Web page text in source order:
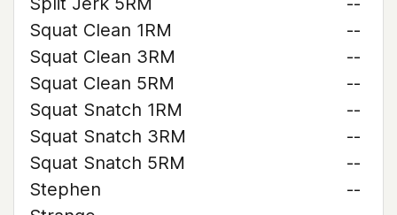
Squat Clean 1RM
--
Squat Clean 3RM
--
Squat Clean 5RM
--
Squat Snatch 1RM
--
Squat Snatch 3RM
--
Squat Snatch 5RM
--
Stephen
--